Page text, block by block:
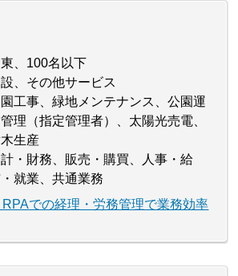
、100名以下
、その他サービス
工事、緑地メンテナンス、公園運
理（指定管理者）、太陽光売電、
生産
・財務、販売・購買、人事・給
就業、共通業務
での経理・労務管理で業務効率